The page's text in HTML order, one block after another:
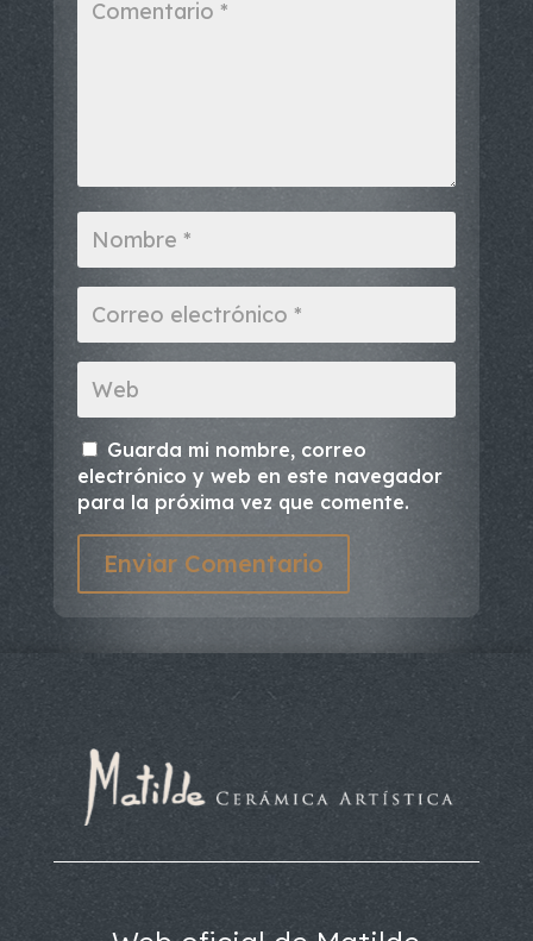
Guarda mi nombre, correo
electrónico y web en este navegador
para la próxima vez que comente.
Enviar Comentario